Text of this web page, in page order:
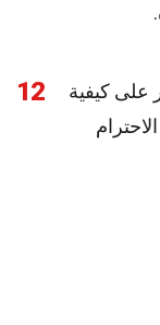
12
على كيفية